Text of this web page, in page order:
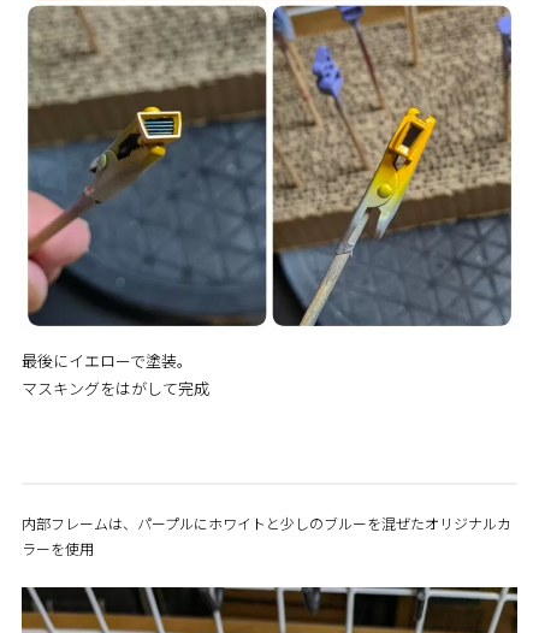
最後にイエローで塗装。
マスキングをはがして完成
内部フレームは、パープルにホワイトと少しのブルーを混ぜたオリジナルカ
ラーを使用